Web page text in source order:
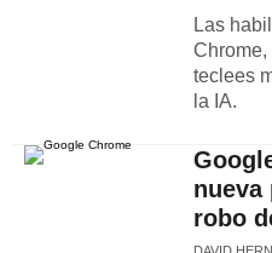
Las
teclees
la IA.
nueva
robo